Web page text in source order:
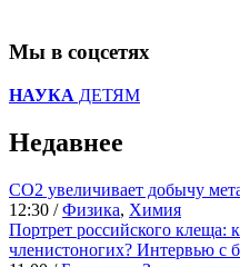
Мы в соцсетях
НАУКА ДЕТЯМ
Недавнее
CO2 увеличивает добычу
12:30 /Физика, Химия
Портрет российского клеща:
членистоногих? Интервью с